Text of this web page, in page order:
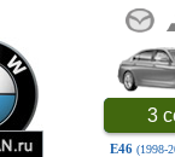
3
E46 (1998-